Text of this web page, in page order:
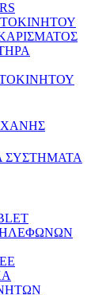
ΣΥΣΤΗΜΑΤΑ